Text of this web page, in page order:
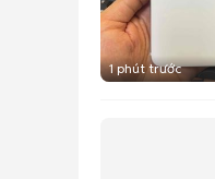
1 phút trước